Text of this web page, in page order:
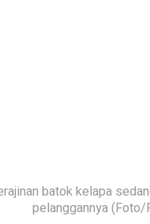
batok kelapa
pelanggannya (Foto/